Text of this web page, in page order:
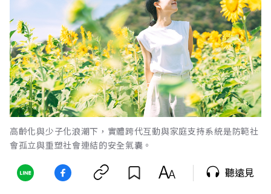
高齡化與少子化浪潮下，實體跨代互動與家庭支持系統是防範社
會孤立與重塑社會連結的安全氣囊。
聽遠見